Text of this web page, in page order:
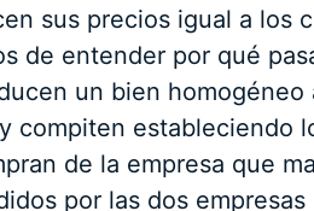
sus precios igual a los
de entender por qué
un bien
compiten estableciendo
de la empresa que
por las dos